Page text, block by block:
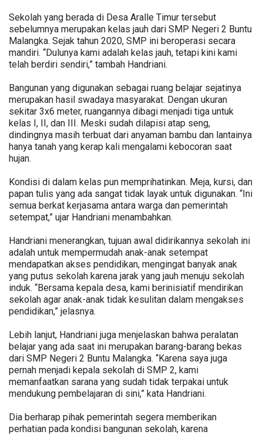
Sekolah yang berada di Desa Aralle Timur tersebut
sebelumnya merupakan kelas jauh dari SMP Negeri 2 Buntu
Malangka. Sejak tahun 2020, SMP ini beroperasi secara
mandiri. “Dulunya kami adalah kelas jauh, tetapi kini kami
telah berdiri sendiri,” tambah Handriani.
Bangunan yang digunakan sebagai ruang belajar sejatinya
merupakan hasil swadaya masyarakat. Dengan ukuran
sekitar 3x6 meter, ruangannya dibagi menjadi tiga untuk
kelas I, II, dan III. Meski sudah dilapisi atap seng,
dindingnya masih terbuat dari anyaman bambu dan lantainya
hanya tanah yang kerap kali mengalami kebocoran saat
hujan.
Kondisi di dalam kelas pun memprihatinkan. Meja, kursi, dan
papan tulis yang ada sangat tidak layak untuk digunakan. “Ini
semua berkat kerjasama antara warga dan pemerintah
setempat,” ujar Handriani menambahkan.
Handriani menerangkan, tujuan awal didirikannya sekolah ini
adalah untuk mempermudah anak-anak setempat
mendapatkan akses pendidikan, mengingat banyak anak
yang putus sekolah karena jarak yang jauh menuju sekolah
induk. “Bersama kepala desa, kami berinisiatif mendirikan
sekolah agar anak-anak tidak kesulitan dalam mengakses
pendidikan,” jelasnya.
Lebih lanjut, Handriani juga menjelaskan bahwa peralatan
belajar yang ada saat ini merupakan barang-barang bekas
dari SMP Negeri 2 Buntu Malangka. “Karena saya juga
pernah menjadi kepala sekolah di SMP 2, kami
memanfaatkan sarana yang sudah tidak terpakai untuk
mendukung pembelajaran di sini,” kata Handriani.
Dia berharap pihak pemerintah segera memberikan
perhatian pada kondisi bangunan sekolah, karena